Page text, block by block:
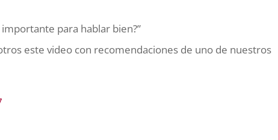
para hablar bien?”
este video con recomendaciones de uno de nuestros